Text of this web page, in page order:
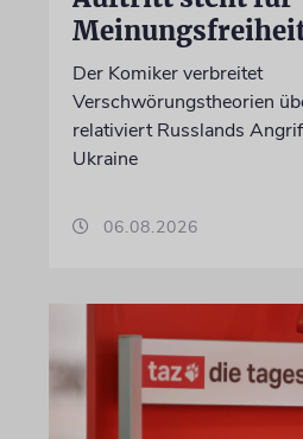
Der Komiker verbreitet
Verschwörungstheorien
relativiert Russlands
Ukraine
06.08.2026